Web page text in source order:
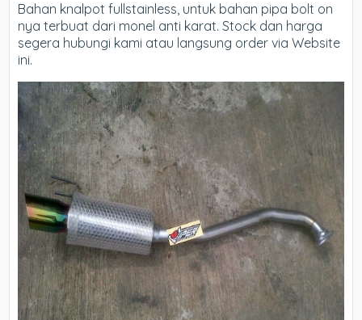
Bahan knalpot fullstainless, untuk bahan pipa bolt on
nya terbuat dari monel anti karat. Stock dan harga
segera hubungi kami atau langsung order via Website
ini.